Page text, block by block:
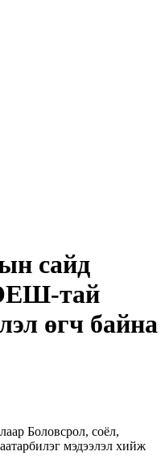
сайд
тай
өгч байна
Боловсрол, соёл,
мэдээлэл хийж